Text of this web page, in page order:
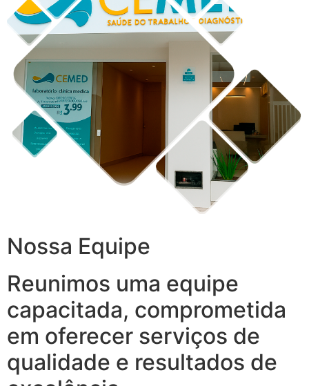
Nossa Equipe
Reunimos uma equipe
capacitada, comprometida
em oferecer serviços de
qualidade e resultados de